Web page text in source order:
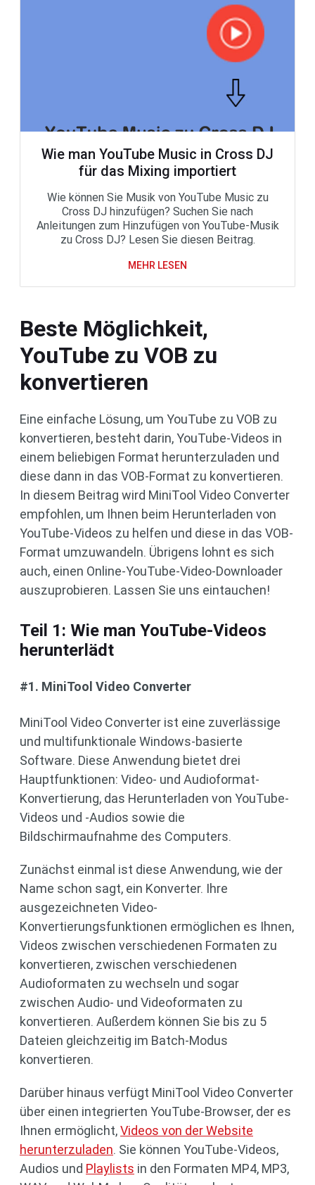
Wie man YouTube Music in Cross DJ
für das Mixing importiert
Wie können Sie Musik von YouTube Music zu
Cross DJ hinzufügen? Suchen Sie nach
Anleitungen zum Hinzufügen von YouTube-Musik
zu Cross DJ? Lesen Sie diesen Beitrag.
MEHR LESEN
Beste Möglichkeit,
YouTube zu VOB zu
konvertieren
Eine einfache Lösung, um YouTube zu VOB zu
konvertieren, besteht darin, YouTube-Videos in
einem beliebigen Format herunterzuladen und
diese dann in das VOB-Format zu konvertieren.
In diesem Beitrag wird MiniTool Video Converter
empfohlen, um Ihnen beim Herunterladen von
YouTube-Videos zu helfen und diese in das VOB-
Format umzuwandeln. Übrigens lohnt es sich
auch, einen Online-YouTube-Video-Downloader
auszuprobieren. Lassen Sie uns eintauchen!
Teil 1: Wie man YouTube-Videos
herunterlädt
#1. MiniTool Video Converter
MiniTool Video Converter ist eine zuverlässige
und multifunktionale Windows-basierte
Software. Diese Anwendung bietet drei
Hauptfunktionen: Video- und Audioformat-
Konvertierung, das Herunterladen von YouTube-
Videos und -Audios sowie die
Bildschirmaufnahme des Computers.
Zunächst einmal ist diese Anwendung, wie der
Name schon sagt, ein Konverter. Ihre
ausgezeichneten Video-
Konvertierungsfunktionen ermöglichen es Ihnen,
Videos zwischen verschiedenen Formaten zu
konvertieren, zwischen verschiedenen
Audioformaten zu wechseln und sogar
zwischen Audio- und Videoformaten zu
konvertieren. Außerdem können Sie bis zu 5
Dateien gleichzeitig im Batch-Modus
konvertieren.
Darüber hinaus verfügt MiniTool Video Converter
über einen integrierten YouTube-Browser, der es
Ihnen ermöglicht,Videos von der Website
herunterzuladen. Sie können YouTube-Videos,
Audios und Playlists in den Formaten MP4, MP3,